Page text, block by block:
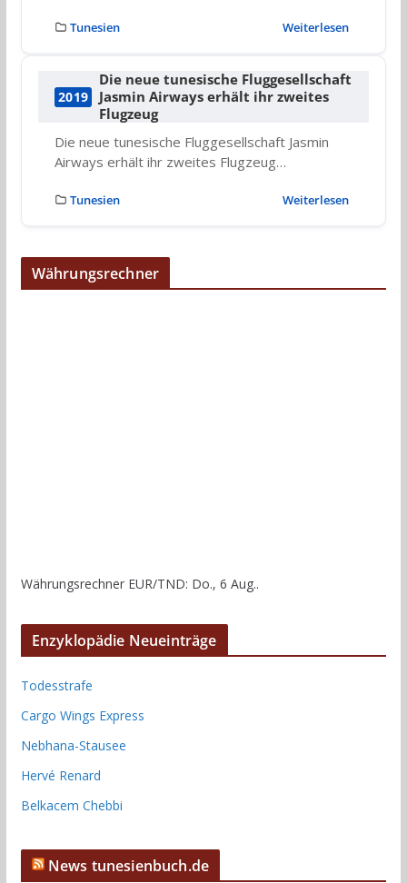
Tunesien Weiterlesen
2019
Die neue tunesische Fluggesellschaft
Jasmin Airways erhält ihr zweites
Flugzeug
Die neue tunesische Fluggesellschaft Jasmin
Airways erhält ihr zweites Flugzeug…
Tunesien Weiterlesen
Währungsrechner
Währungsrechner EUR/TND: Do., 6 Aug..
Enzyklopädie Neueinträge
Todesstrafe
Cargo Wings Express
Nebhana-Stausee
Hervé Renard
Belkacem Chebbi
News tunesienbuch.de